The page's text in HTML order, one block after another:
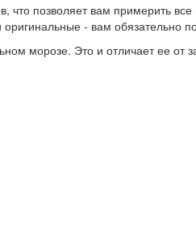
позволяет вам примерить
- вам обязательно
морозе. Это и отличает ее